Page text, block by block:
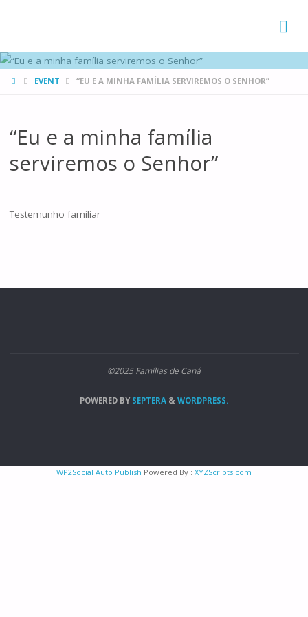
HOMEEVENT “EU E A MINHA FAMÍLIA SERVIREMOS O SENHOR”
“Eu e a minha família
serviremos o Senhor”
Testemunho familiar
©2025 Famílias de Caná
POWERED BYSEPTERA & WORDPRESS.
WP2Social Auto Publish Powered By : XYZScripts.com